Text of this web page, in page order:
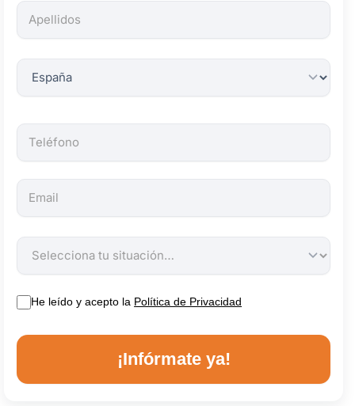
son
obligatorios.
He leído y acepto la Política de Privacidad
¡Infórmate ya!